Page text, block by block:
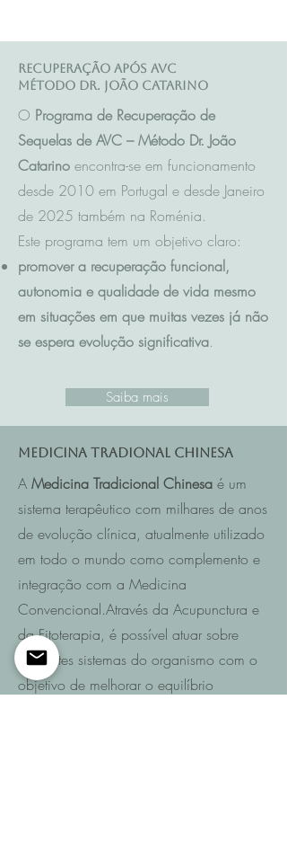
Recuperação após AVC
Método Dr. João Catarino
O Programa de Recuperação de
Sequelas de AVC – Método Dr. João
Catarino encontra-se em funcionamento
desde 2010 em Portugal e desde Janeiro
de 2025 também na Roménia.
Este programa tem um objetivo claro:
promover a recuperação funcional,
autonomia e qualidade de vida mesmo
em situações em que muitas vezes já não
se espera evolução significativa.
Saiba mais
Medicina Tradional Chinesa
A Medicina Tradicional Chinesa é um
sistema terapêutico com milhares de anos
de evolução clínica, atualmente utilizado
em todo o mundo como complemento e
integração com a Medicina
Convencional.Através da Acupunctura e
da Fitoterapia, é possível atuar sobre
diferentes sistemas do organismo com o
objetivo de melhorar o equilíbrio